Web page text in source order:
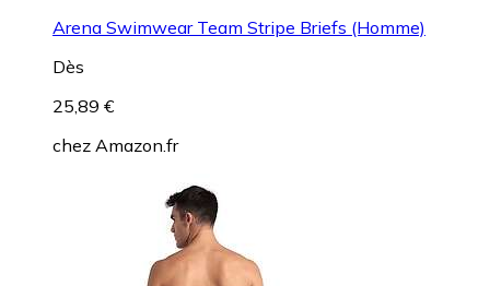
Arena Swimwear Team Stripe Briefs (Homme)
Dès
25,89 €
chez Amazon.fr